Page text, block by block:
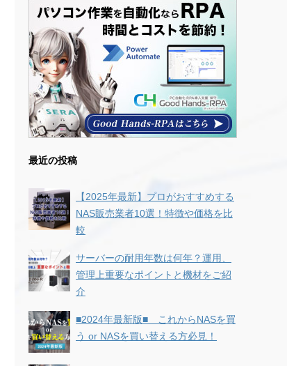
最近の投稿
【2025年最新】プロがおすすめする
NAS販売業者10選！特徴や価格を比
較
サーバーの耐用年数は何年？運用、
管理上重要なポイントと機材をご紹
介
■2024年最新版■ これからNASを買
う or NASを買い替える方必見！